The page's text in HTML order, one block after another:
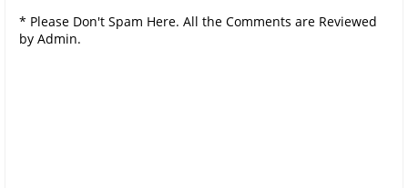
* Please Don't Spam Here. All the Comments are Reviewed
by Admin.